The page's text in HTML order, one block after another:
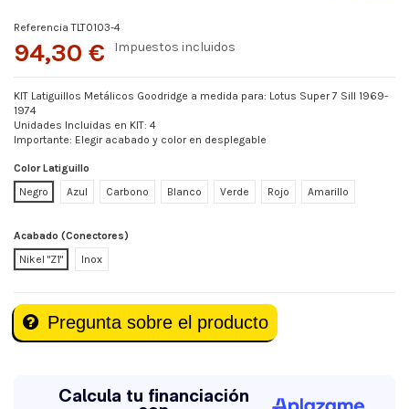
Referencia TLT0103-4
94,30 € Impuestos incluidos
KIT Latiguillos Metálicos Goodridge a medida para: Lotus Super 7 Sill 1969-
1974
Unidades Incluidas en KIT: 4
Importante: Elegir acabado y color en desplegable
Color Latiguillo
Negro
Azul Carbono Blanco Verde Rojo Amarillo
Acabado (Conectores)
Nikel "Z1"
Inox
Pregunta sobre el producto